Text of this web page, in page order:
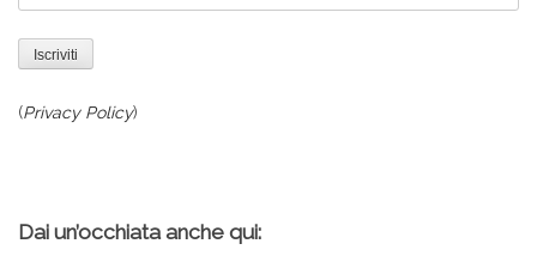
(Privacy Policy)
Dai un’occhiata anche qui: